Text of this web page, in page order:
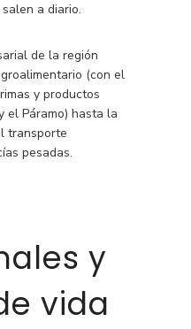
a diario.
de la región
(con el
y productos
el Páramo) hasta la
transporte
pesadas.
y
vida